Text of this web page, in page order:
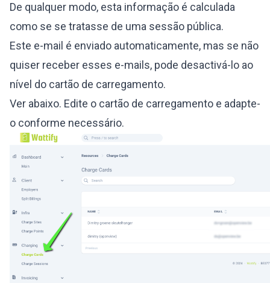
De qualquer modo, esta informação é calculada
como se se tratasse de uma sessão pública.
Este e-mail é enviado automaticamente, mas se não
quiser receber esses e-mails, pode desactivá-lo ao
nível do cartão de carregamento.
Ver abaixo. Edite o cartão de carregamento e adapte-
o conforme necessário.